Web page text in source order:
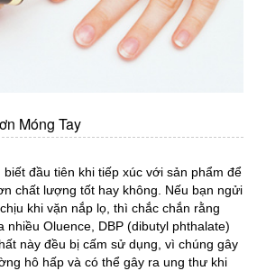
Móng Tay
đầu tiên khi tiếp xúc với sản phẩm để
chất lượng tốt hay không. Nếu bạn ngửi
khi vặn nắp lọ, thì chắc chắn rằng
Oluence, DBP (dibutyl phthalate)
này đều bị cấm sử dụng, vì chúng gây
hô hấp và có thể gây ra ung thư khi